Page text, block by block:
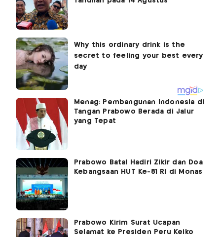
Menag: Pembangunan Indonesia di
Tangan Prabowo Berada di Jalur
yang Tepat
Prabowo Batal Hadiri Zikir dan Doa
Kebangsaan HUT Ke-81 RI di Monas
Prabowo Kirim Surat Ucapan
Selamat ke Presiden Peru Keiko